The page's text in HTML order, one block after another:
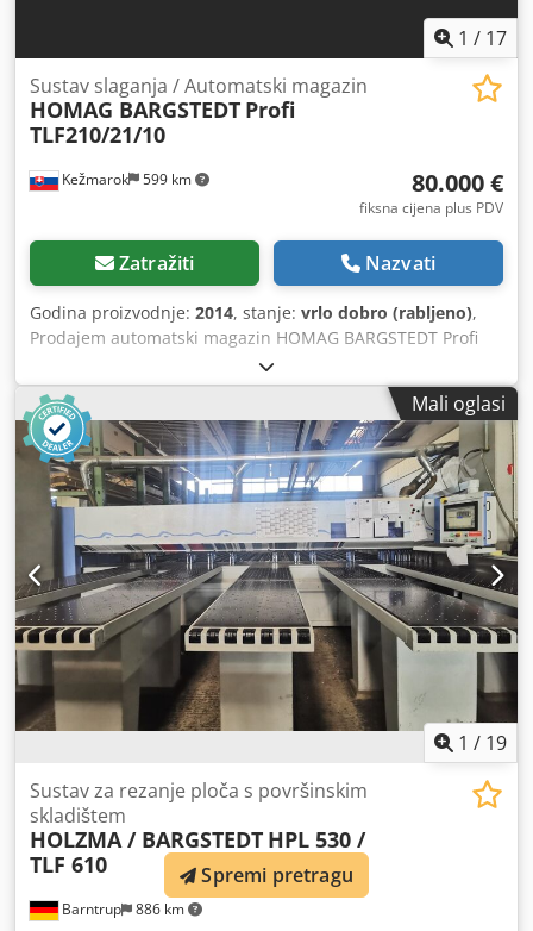
1 / 17
Kežmarok 599 km
Sustav slaganja / Automatski magazin
HOMAG BARGSTEDT Profi
TLF210/21/10
80.000 €
fiksna cijena plus PDV
Zatražiti Nazvati
Godina proizvodnje: 2014, stanje: vrlo dobro (rabljeno),
Prodajem automatski magazin HOMAG BARGSTEDT Profi
TLF210/21/10, godina proizvodnje 2014. Skladištenje: 22
pozicije, materijal 2,80 x 2,10 m Ukupna veličina: 20 x 10 m
x visina 3,5 m. Sistem za slaganje/odlaganje – 2 pozicije.
Crodpfoyzcc Rjx Akvjf Glava za rukovanje s vakuum
čašama. Vakuum sistem (s pumpom) Automatsko punjenje.
Potpuno sigurnosno ograđen. Dostupno odmah. Spreman
za rad, mogućnost provjere. S CE certifikatom i
kompletnom dokumentacijom.
Mali oglasi
1 / 19
Barntrup 886 km
Sustav za rezanje ploča s površinskim
skladištem
HOLZMA / BARGSTEDT HPL 530 /
TLF 610
Spremi pretragu